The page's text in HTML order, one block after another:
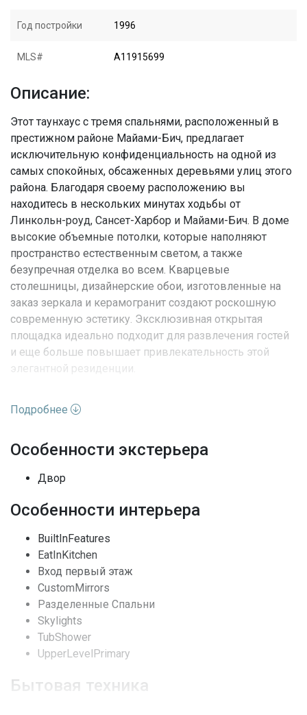
Год постройки 1996
MLS# A11915699
Описание:
Этот таунхаус с тремя спальнями, расположенный в
престижном районе Майами-Бич, предлагает
исключительную конфиденциальность на одной из
самых спокойных, обсаженных деревьями улиц этого
района. Благодаря своему расположению вы
находитесь в нескольких минутах ходьбы от
Линкольн-роуд, Сансет-Харбор и Майами-Бич. В доме
высокие объемные потолки, которые наполняют
пространство естественным светом, а также
безупречная отделка во всем. Кварцевые
столешницы, дизайнерские обои, изготовленные на
заказ зеркала и керамогранит создают роскошную
современную эстетику. Эксклюзивная открытая
площадка идеально подходит для развлечения гостей
и еще больше повышает привлекательность этой
элегантной резиденции.
Вид недвижимости
Этажей
Вид Other
Особенности окон
Подробнее
Особенности экстерьера
Двор
Особенности интерьера
BuiltInFeatures
EatInKitchen
Вход первый этаж
CustomMirrors
Разделенные Спальни
Skylights
TubShower
UpperLevelPrimary
Бытовая техника